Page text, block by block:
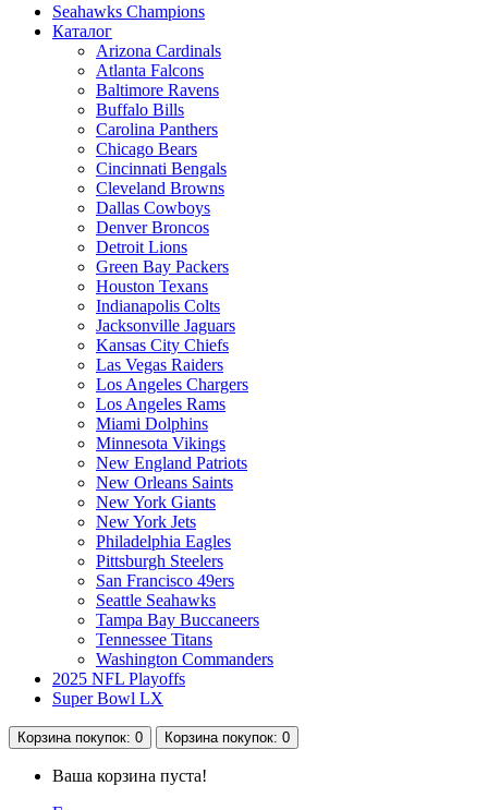
Seahawks Champions
Каталог
Arizona Cardinals
Atlanta Falcons
Baltimore Ravens
Buffalo Bills
Carolina Panthers
Chicago Bears
Cincinnati Bengals
Cleveland Browns
Dallas Cowboys
Denver Broncos
Detroit Lions
Green Bay Packers
Houston Texans
Indianapolis Colts
Jacksonville Jaguars
Kansas City Chiefs
Las Vegas Raiders
Los Angeles Chargers
Los Angeles Rams
Miami Dolphins
Minnesota Vikings
New England Patriots
New Orleans Saints
New York Giants
New York Jets
Philadelphia Eagles
Pittsburgh Steelers
San Francisco 49ers
Seattle Seahawks
Tampa Bay Buccaneers
Tennessee Titans
Washington Commanders
2025 NFL Playoffs
Super Bowl LX
Корзина покупок: 0 Корзина покупок: 0
Ваша корзина пуста!